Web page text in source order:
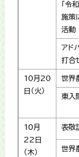
「令
施策
活動
アド
打合
10月20
日（火）
世界
東入
10月
22日
（木）
表敬
世界